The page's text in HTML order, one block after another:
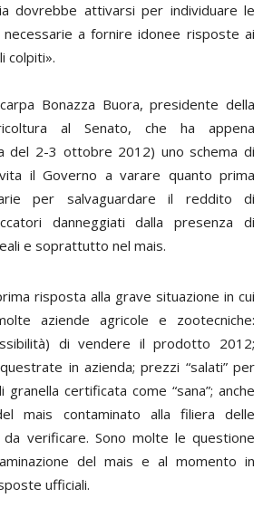
dovrebbe attivarsi per individuare le
a fornire idonee risposte ai
colpiti».
Bonazza Buora,presidente della
al Senato, che ha appena
del 2-3 ottobre 2012) uno schema di
il Governo a varare quanto prima
per salvaguardare il reddito di
danneggiati dalla presenza di
e soprattutto nel mais.
risposta alla grave situazione in cui
aziende agricole e zootecniche:
di vendere il prodotto 2012;
in azienda; prezzi “salati” per
granella certificata come “sana”; anche
mais contaminato alla filiera delle
verificare. Sono molte le questione
del mais e al momento in
ufficiali.